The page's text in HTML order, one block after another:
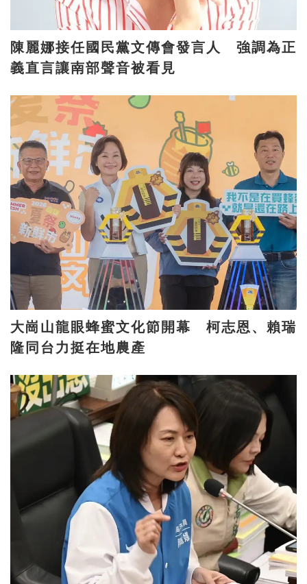
陳麗娜接任國民黨文傳會發言人 強調為正
義直言讓南部聲音被看見
大崗山龍眼蜂蜜文化節開幕 柯志恩、賴瑞
隆同台力挺在地農產